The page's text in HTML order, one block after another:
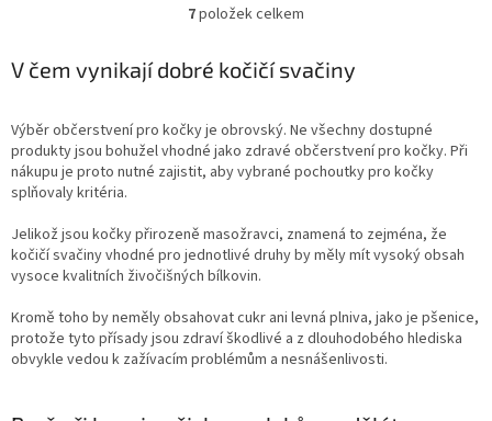
O
l
á
a
c
í
v
k
y
ý
p
i
7položek celkem
V čem vynikají dobré kočičí svačiny
Výběr občerstvení pro kočky je obrovský. Ne všechny dostupné
produkty jsou bohužel vhodné jako zdravé občerstvení pro kočky. Při
nákupu je proto nutné zajistit, aby vybrané pochoutky pro kočky
splňovaly kritéria.
Jelikož jsou kočky přirozeně masožravci, znamená to zejména, že
kočičí svačiny vhodné pro jednotlivé druhy by měly mít vysoký obsah
vysoce kvalitních živočišných bílkovin.
Kromě toho by neměly obsahovat cukr ani levná plniva, jako je pšenice,
protože tyto přísady jsou zdraví škodlivé a z dlouhodobého hlediska
obvykle vedou k zažívacím problémům a nesnášenlivosti.